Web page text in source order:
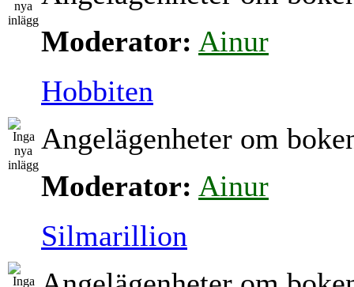
Moderator: Ainur
Hobbiten
Angelägenheter om
Moderator: Ainur
Silmarillion